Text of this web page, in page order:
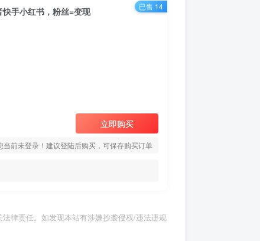
手小红书，粉丝=变现
立即购买
当前未登录！建议登陆后购买，可保存购买订单
已售 14
律责任。如发现本站有涉嫌抄袭侵权/违法违规